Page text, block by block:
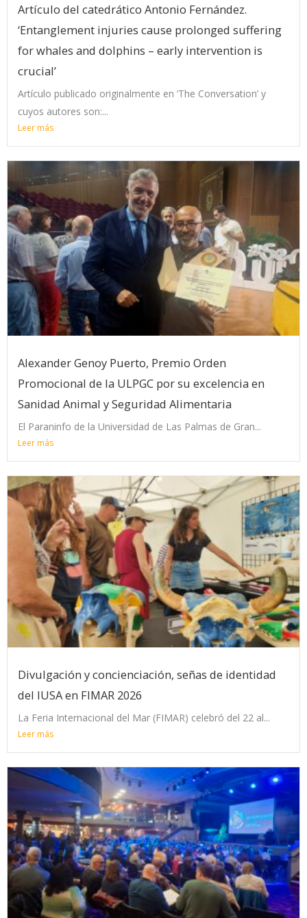
Artículo del catedrático Antonio Fernández.
‘Entanglement injuries cause prolonged suffering
for whales and dolphins – early intervention is
crucial’
Artículo publicado originalmente en ‘The Conversation’ y
cuyos autores son:...
Leer más
Alexander Genoy Puerto, Premio Orden
Promocional de la ULPGC por su excelencia en
Sanidad Animal y Seguridad Alimentaria
El Paraninfo de la Universidad de Las Palmas de Gran...
Leer más
Divulgación y concienciación, señas de identidad
del IUSA en FIMAR 2026
La Feria Internacional del Mar (FIMAR) celebró del 22 al...
Leer más